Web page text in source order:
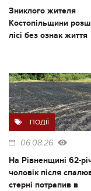
Зниклого жителя
Костопільщини
лісі без ознак життя
ПОДІЇ
06.08.26
На Рівненщині 62-
чоловік після
стерні потрапив в